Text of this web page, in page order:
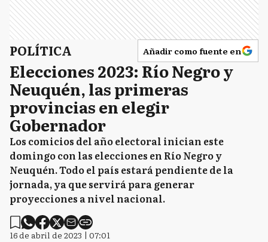
POLÍTICA Añadir como fuente en
Elecciones 2023: Río Negro y
Neuquén, las primeras
provincias en elegir
Gobernador
Los comicios del año electoral inician este
domingo con las elecciones en Río Negro y
Neuquén. Todo el país estará pendiente de la
jornada, ya que servirá para generar
proyecciones a nivel nacional.
16 de abril de 2023 | 07:01